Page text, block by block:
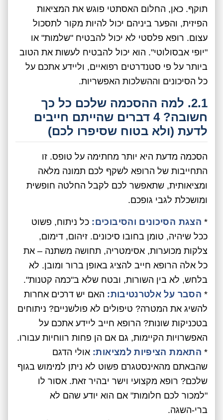
תוקף. כאן, החלום האסתטי פוגש את המציאות
הפיזית, והפער ביניהם יכול להיות מקור לתסכול
עצום. רופא פלסטי לא יכול להבטיח "שלמות" או
"יופי אבסולוטי". הוא יכול להבטיח לעשות את הטוב
ביותר על פי סטנדרטים רפואיים, וליידע אתכם על
כל הסיכונים וההשלכות האפשריות.
2.1. למה ההסכמה שלכם כל כך
חשובה? 4 דברים שהייתם חייבים
לדעת (ולא בטוח שסיפרו לכם)
הסכמה מדעת היא יותר מחתימה על טופס. זו
התחייבות של הרופא לשקף לכם תמונה מלאה
ומציאותית, שתאפשר לכם לקבל החלטה חופשית
ומושכלת לגבי גופכם.
* הצגת הסיכונים והסיבוכים: כל ניתוח, פשוט
ככל שיהיה, טומן בחובו סיכונים. זיהום, דימום,
צלקות מכוערות, אסימטריה, תחושה משתנה – את
כל אלה הרופא חייב להציג באופן ברור ומובן. לא
בלחש, לא בין השורות, ובטח שלא ב"כמה קטנות".
* הסבר על אלטרנטיבות: האם יש דרכים אחרות
להשיג את המטרה? טיפולים לא פולשניים? ניתוחים
בטכניקות שונות? הרופא חייב ליידע אתכם על
האפשרויות הקיימות, גם אם הן פחות רווחיות עבורו.
* התאמת הציפיות למציאות: אולי הדגם
שהבאתם מהאינסטגרם פשוט לא ניתן למימוש בגוף
שלכם? רופא מקצועי וישר יבהיר זאת. אסור לו
"למכור לכם חלומות" אם הוא יודע שהם לא
ברי-השגה.